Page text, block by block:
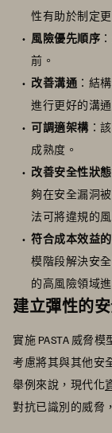
性有助於制定
風險優先順序
前。
改善溝通 ：結
進行更好的溝通
可調適架構：
成熟度。
改善安全性狀態
夠在安全漏洞
法可將違規的
符合成本效益
模階段解決安
的高風險領域
建立彈性的
實施 PASTA 威脅
考慮將其與其他安
舉例來說，現代化
對抗已識別的威脅